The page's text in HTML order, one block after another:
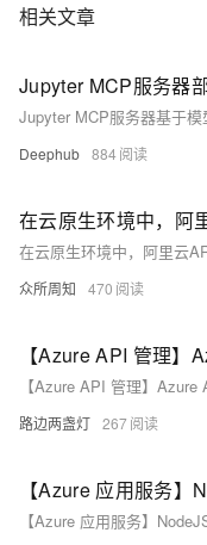
相关文章
Deephub 884
众所周知 470
路边两盏灯 267